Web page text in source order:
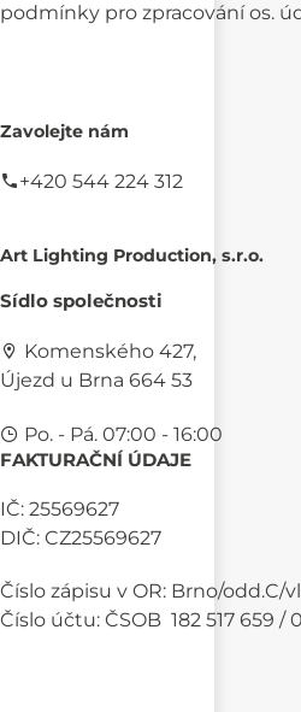
podmínky pro zpracování os.
Zavolejte nám
+420 544 224 312
Art Lighting Production, s.r.o.
Sídlo společnosti
Komenského 427,
Újezd u Brna 664 53
Po. - Pá. 07:00 - 16:00
FAKTURAČNÍ ÚDAJE
IČ: 25569627
DIČ: CZ25569627
Číslo zápisu v OR: Brno/odd.C/
Číslo účtu: ČSOB 182 517 659 /